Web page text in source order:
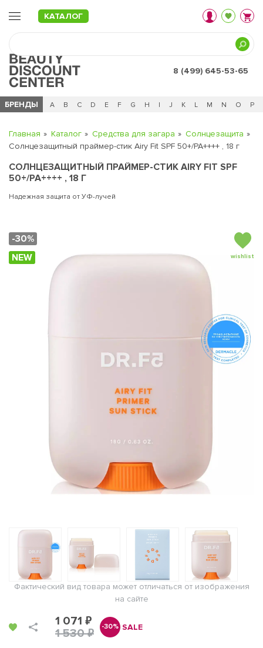
КАТАЛОГ
8 (499) 645-53-65
БРЕНДЫ
Ч 0 - 9 A B C D E F G H I J K L M N O P
Главная Каталог Средства для загара
Солнцезащита
Солнцезащитный праймер-стик Airy Fit SPF 50+/PA++++ , 18 г
СОЛНЦЕЗАЩИТНЫЙ ПРАЙМЕР-СТИК AIRY FIT SPF
50+/PA++++ , 18 Г
Надежная защита от УФ-лучей
-30%
NEW
wishlist
Фактический вид товара может отличаться от изображения
на сайте
1 071 ₽
1 530 ₽
-30% SALE